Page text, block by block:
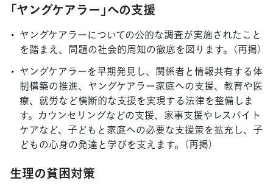
「ヤングケアラー」への支援
ヤングケアラーについての公的な調査が実施されたこと
を踏まえ、問題の社会的周知の徹底を図ります。（再掲）
ヤングケアラーを早期発見し、関係者と情報共有する体
制構築の推進、ヤングケアラー家庭への支援、教育や医
療、就労など横断的な支援を実現する法律を整備しま
す。カウンセリングなどの支援、家事支援やレスパイト
ケアなど、子どもと家庭への必要な支援策を拡充し、子
どもの心身の発達と学びを支えます。（再掲）
生理の貧困対策